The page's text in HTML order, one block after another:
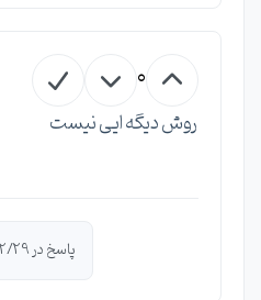
0
روش دیگه ایی نیست
پاسخ در 1395/02/29 توسط